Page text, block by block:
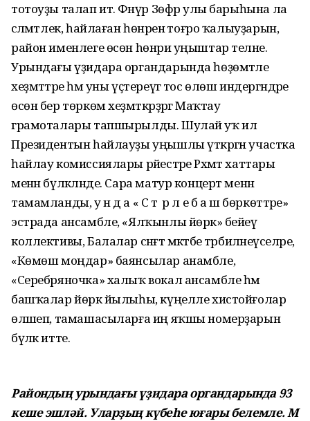
тотоуҙы талап итә. Фәнүр Зөфәр улы барыһына ла
сәләмәтлек, һайлаған һөнәренә тоғро ҡалыуҙарын,
район именлеге өсөн һөнәри уңыштар теләне.
Урындағы үҙидара органдарында һөҙөмтәле
хеҙмәттәре һәм уны үҫтереүгә тос өлөш индергәндәре
өсөн бер төркөм хеҙмәткәрҙәргә Маҡтау
грамоталары тапшырылды. Шулай уҡ ил
Президентын һайлауҙы уңышлы үткәргән участка
һайлау комиссиялары рәйестәре Рәхмәт хаттары
менән бүләкләнде. Сара матур концерт менән
тамамланды, у н д а « С т ә р л е б а ш бөркөттәре»
эстрада ансамбле, «Ялҡынлы йөрәк» бейеү
коллективы, Балалар сәнғәт мәктәбе тәрбиәләнеүселәре,
«Көмөш моңдар» баянсылар анамбле,
«Серебряночка» халыҡ вокал ансамбле һәм
башҡалар йөрәк йылыһы, күңелле хистойғолар
өләшеп, тамашасыларға иң яҡшы номерҙарын
бүләк итте.
Райондың урындағы үҙидара органдарында 93
кеше эшләй. Уларҙың күбеһе юғары белемле. М